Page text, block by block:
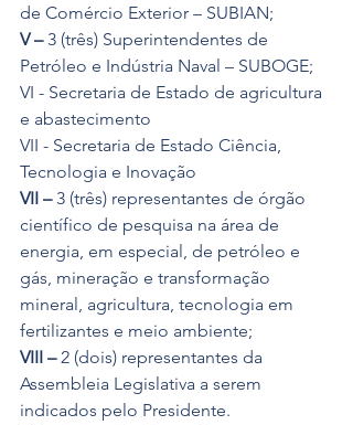
de Comércio Exterior – SUBIAN;
V – 3 (três) Superintendentes de
Petróleo e Indústria Naval – SUBOGE;
VI - Secretaria de Estado de agricultura
e abastecimento
VII - Secretaria de Estado Ciência,
Tecnologia e Inovação
VII – 3 (três) representantes de órgão
científico de pesquisa na área de
energia, em especial, de petróleo e
gás, mineração e transformação
mineral, agricultura, tecnologia em
fertilizantes e meio ambiente;
VIII – 2 (dois) representantes da
Assembleia Legislativa a serem
indicados pelo Presidente.